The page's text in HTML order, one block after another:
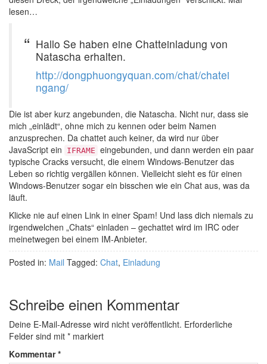
lesen…
Hallo Se haben eine Chatteinladung von
Natascha erhalten.
http://dongphuongyquan.com/chat/chatei
ngang/
Die ist aber kurz angebunden, die Natascha. Nicht nur, dass sie
mich „einlädt“, ohne mich zu kennen oder beim Namen
anzusprechen. Da chattet auch keiner, da wird nur über
JavaScript ein
IFRAME eingebunden, und dann werden ein paar
typische Cracks versucht, die einem Windows-Benutzer das
Leben so richtig vergällen können. Vielleicht sieht es für einen
Windows-Benutzer sogar ein bisschen wie ein Chat aus, was da
läuft.
Klicke nie auf einen Link in einer Spam! Und lass dich niemals zu
irgendwelchen „Chats“ einladen – gechattet wird im IRC oder
meinetwegen bei einem IM-Anbieter.
Posted in: Mail Tagged: Chat, Einladung
Schreibe einen Kommentar
Deine E-Mail-Adresse wird nicht veröffentlicht. Erforderliche
Felder sind mit * markiert
Kommentar*